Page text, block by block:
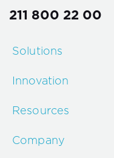
211 800 22 00
Solutions
Innovation
Resources
Company